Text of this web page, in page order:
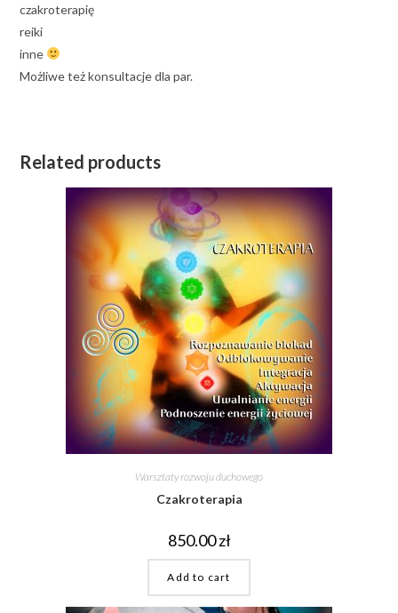
czakroterapię
reiki
inne
Możliwe też konsultacje dla par.
Related products
Warsztaty rozwoju duchowego
Czakroterapia
850.00zł
Add to cart